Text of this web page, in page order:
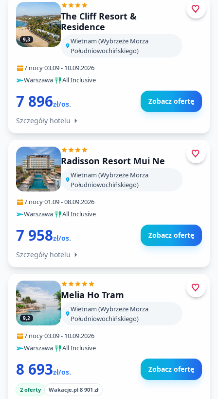
9,3
The Cliff Resort &
Residence
Wietnam (Wybrzeże Morza
Południowochińskiego)
7 nocy·03.09- 10.09.2026
Warszawa· All Inclusive
7 896zł/os. Zobacz ofertę
Szczegóły hotelu
Radisson Resort Mui Ne
Wietnam (Wybrzeże Morza
Południowochińskiego)
7 nocy·01.09-08.09.2026
Warszawa· All Inclusive
7 958zł/os. Zobacz ofertę
Szczegóły hotelu
9,2
Melia Ho Tram
Wietnam (Wybrzeże Morza
Południowochińskiego)
7 nocy·03.09- 10.09.2026
Warszawa· All Inclusive
8 693zł/os. Zobacz ofertę
2 oferty Wakacje.pl 8 901 zł